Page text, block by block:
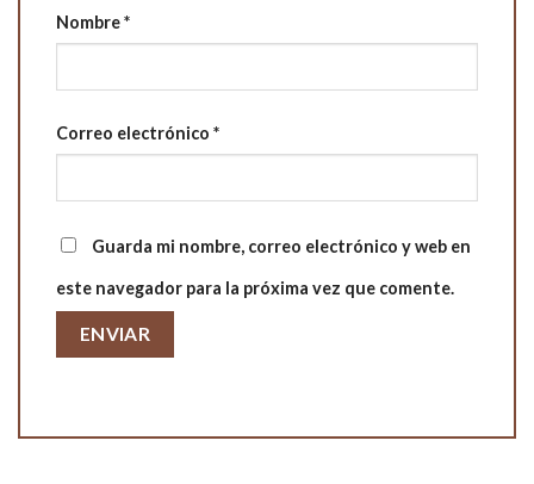
Nombre*
Correo electrónico *
Guarda mi nombre, correo electrónico y web en
este navegador para la próxima vez que comente.